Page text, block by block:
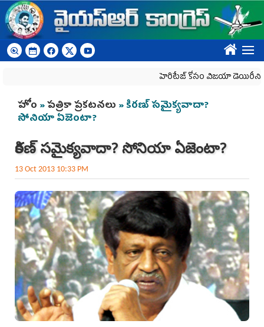
Skip to main content
????
హెరిటేజ్ కోసం విజయా డెయిరీని బలి చేసే
You are here
హోం »పత్రికా ప్రకటనలు » కిరణ్‌ సమైక్యవాదా?
సోనియా ఏజెంటా?
కిరణ్‌ సమైక్యవాదా? సోనియా ఏజెంటా?
13 Oct 2013 10:33 PM